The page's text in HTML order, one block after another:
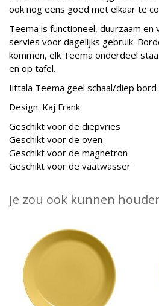
ook nog eens goed met elkaar te
Teema is functioneel, duurzaam
servies voor dagelijks gebruik.
kommen, elk Teema onderdeel
en op tafel.
Iittala Teema geel schaal/diep bord
Design: Kaj Frank
Geschikt voor de diepvries
Geschikt voor de oven
Geschikt voor de magnetron
Geschikt voor de vaatwasser
Je zou ook kunnen